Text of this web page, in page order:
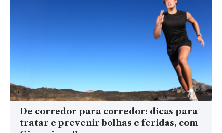
De corredor para corredor: dicas para
tratar e prevenir bolhas e feridas, com